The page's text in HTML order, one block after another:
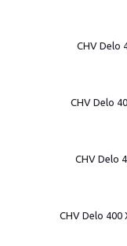
CHV Delo
CHV Delo
CHV Delo
CHV Delo 400